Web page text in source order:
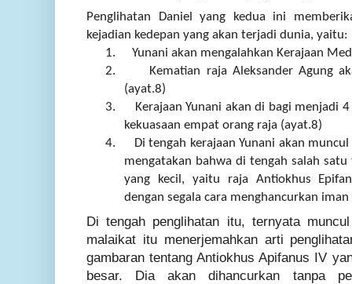
Penglihatan Daniel
yang kedua ini
kejadian kedepan yang akan terjadi dunia, yaitu:
1.
Yunani akan mengalahkan Kerajaan
2.
Kematian raja Aleksander Agung
(ayat.8)
3.
Kerajaan Yunani akan di bagi menjadi
kekuasaan empat orang raja (ayat.8)
4.
Di tengah kerajaan Yunani akan
mengatakan bahwa di tengah salah
yang kecil, yaitu raja Antiokhus
dengan segala cara menghancurkan iman
Di tengah penglihatan itu, ternyata
malaikat itu menerjemahkan arti
gambaran tentang Antiokhus Apifanus IV
besar. Dia akan dihancurkan tanpa